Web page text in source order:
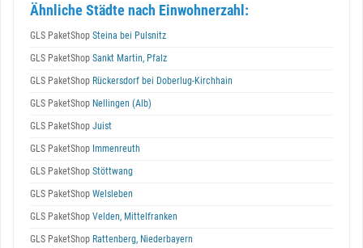
Ähnliche Städte nach Einwohnerzahl:
GLS PaketShop Steina bei Pulsnitz
GLS PaketShop Sankt Martin, Pfalz
GLS PaketShop Rückersdorf bei Doberlug-Kirchhain
GLS PaketShop Nellingen (Alb)
GLS PaketShop Juist
GLS PaketShop Immenreuth
GLS PaketShop Stöttwang
GLS PaketShop Welsleben
GLS PaketShop Velden, Mittelfranken
GLS PaketShop Rattenberg, Niederbayern